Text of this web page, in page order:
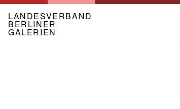
Direkt
zum
Inhalt
LANDESVERBAND
BERLINER
GALERIEN